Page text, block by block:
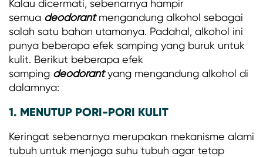
Kalau dicermati, sebenarnya hampir
semua deodorantmengandung alkohol sebagai
salah satu bahan utamanya. Padahal, alkohol ini
punya beberapa efek samping yang buruk untuk
kulit. Berikut beberapa efek
samping deodorantyang mengandung alkohol di
dalamnya:
1. MENUTUP PORI-PORI KULIT
Keringat sebenarnya merupakan mekanisme alami
tubuh untuk menjaga suhu tubuh agar tetap